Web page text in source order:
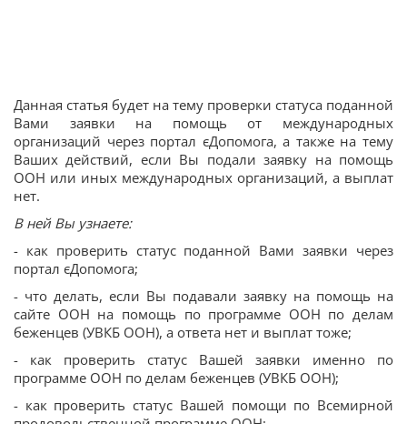
Данная статья будет на тему проверки статуса поданной
Вами заявки на помощь от международных
организаций через портал єДопомога, а также на тему
Ваших действий, если Вы подали заявку на помощь
ООН или иных международных организаций, а выплат
нет.
В ней Вы узнаете:
- как проверить статус поданной Вами заявки через
портал єДопомога;
- что делать, если Вы подавали заявку на помощь на
сайте ООН на помощь по программе ООН по делам
беженцев (УВКБ ООН), а ответа нет и выплат тоже;
- как проверить статус Вашей заявки именно по
программе ООН по делам беженцев (УВКБ ООН);
- как проверить статус Вашей помощи по Всемирной